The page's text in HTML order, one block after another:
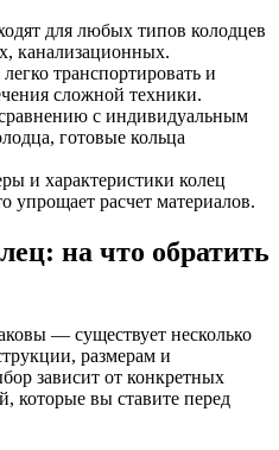
для любых типов колодцев
канализационных.
транспортировать и
сложной техники.
с индивидуальным
готовые кольца
и характеристики колец
упрощает расчет материалов.
на что обратить
— существует несколько
размерам и
зависит от конкретных
которые вы ставите перед